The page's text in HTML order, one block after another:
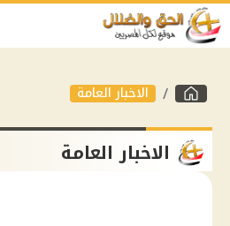
الاخبار العامة
الاخبار العامة